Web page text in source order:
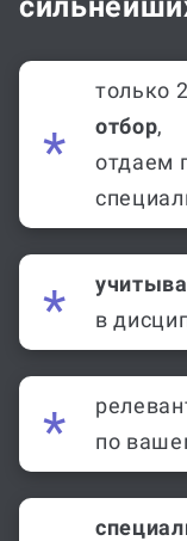
только
отбор,
отдаем
в
по